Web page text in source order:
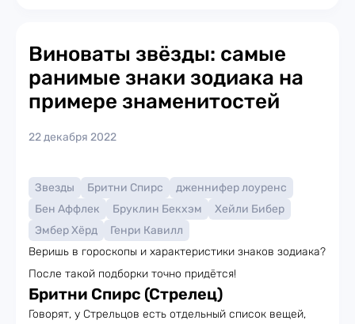
Виноваты звёзды: самые
ранимые знаки зодиака на
примере знаменитостей
22 декабря 2022
Звезды Бритни Спирс
дженнифер лоуренс
Бен Аффлек
Бруклин Бекхэм
Хейли Бибер
Эмбер Хёрд
Генри Кавилл
Веришь в гороскопы и характеристики знаков зодиака?
После такой подборки точно придётся!
Бритни Спирс (Стрелец)
Говорят, у Стрельцов есть отдельный список вещей,